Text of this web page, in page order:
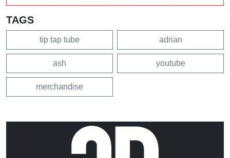
TAGS
tip tap tube adrian
ash youtube
merchandise